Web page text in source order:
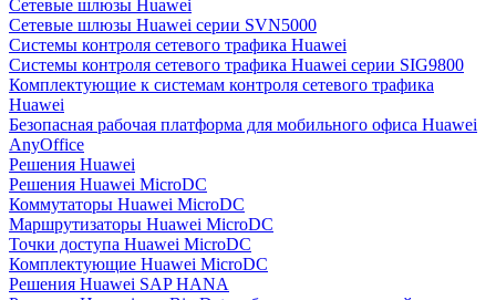
Сетевые шлюзы Huawei
Сетевые шлюзы Huawei серии SVN5000
Системы контроля сетевого трафика Huawei
Системы контроля сетевого трафика Huawei серии SIG9800
Комплектующие к системам контроля сетевого трафика
Huawei
Безопасная рабочая платформа для мобильного офиса Huawei
AnyOffice
Решения Huawei
Решения Huawei MicroDC
Коммутаторы Huawei MicroDC
Маршрутизаторы Huawei MicroDC
Точки доступа Huawei MicroDC
Комплектующие Huawei MicroDC
Решения Huawei SAP HANA